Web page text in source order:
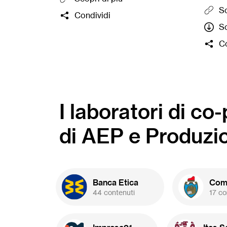
Condividi
del
I laboratori di
di AEP e
Banca Etica
44 contenuti 17